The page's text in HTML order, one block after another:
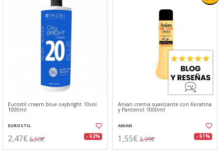
Eurostil cream blue oxybright 10vol
1000ml
EUROSTIL
2,47€ 6,50€ - 62%
Anian crema suavizante con Keratina
y Pantenol 1000ml
ANIAN
1,55€ 3,99€ - 61%